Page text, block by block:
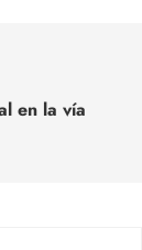
en la vía